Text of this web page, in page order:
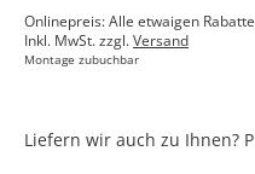
Onlinepreis: Alle etwaigen
Inkl. MwSt. zzgl.Versand
Montage zubuchbar
Liefern wir auch zu Ihnen?